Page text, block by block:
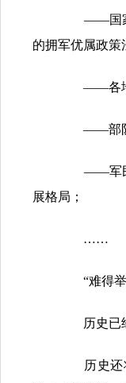
——国家出
的拥军优属政策
——各地各
——部队和
——军民融
展格局；
……
“难得举
历史已经
历史还将